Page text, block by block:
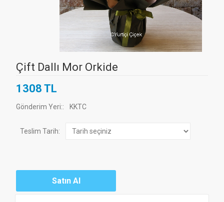
Çift Dallı Mor Orkide
1308 TL
Gönderim Yeri:: KKTC
Teslim Tarih: